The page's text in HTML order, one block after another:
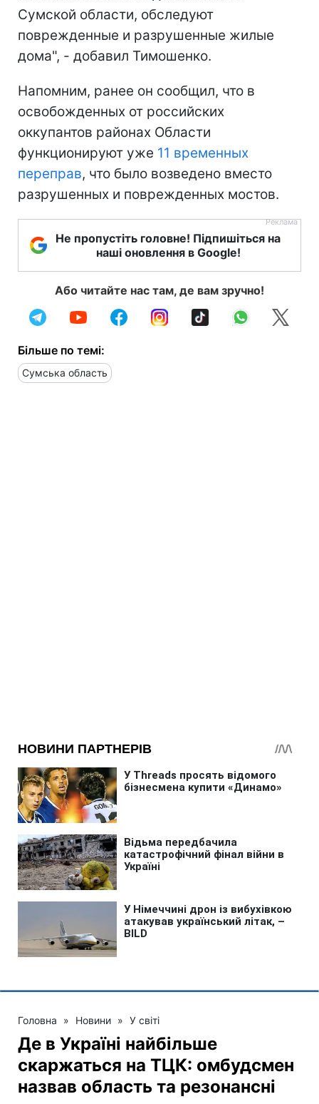
Сумской области, обследуют
поврежденные и разрушенные жилые
дома", - добавил Тимошенко.
Напомним, ранее он сообщил, что в
освобожденных от российских
оккупантов районах Области
функционируют уже 11 временных
переправ, что было возведено вместо
разрушенных и поврежденных мостов.
Не пропустіть головне! Підпишіться на
наші оновлення в Google!
Або читайте нас там, де вам зручно!
Більше по темі:
Сумська область
Головна » Новини » У світі
Де в Україні найбільше
скаржаться на ТЦК: омбудсмен
назвав область та резонансні